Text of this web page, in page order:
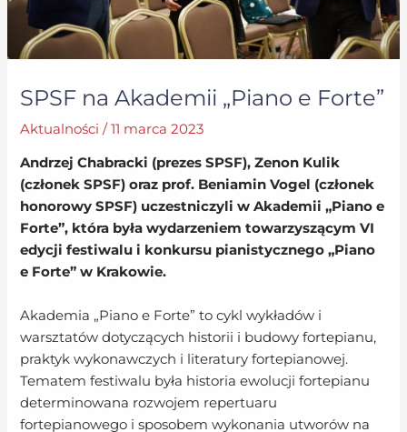
SPSF na Akademii „Piano e Forte”
Aktualności /11 marca 2023
Andrzej Chabracki (prezes SPSF), Zenon Kulik
(członek SPSF) oraz prof. Beniamin Vogel (członek
honorowy SPSF) uczestniczyli w Akademii „Piano e
Forte”, która była wydarzeniem towarzyszącym VI
edycji festiwalu i konkursu pianistycznego „Piano
e Forte” w Krakowie.
Akademia „Piano e Forte” to cykl wykładów i
warsztatów dotyczących historii i budowy fortepianu,
praktyk wykonawczych i literatury fortepianowej.
Tematem festiwalu była historia ewolucji fortepianu
determinowana rozwojem repertuaru
fortepianowego i sposobem wykonania utworów na